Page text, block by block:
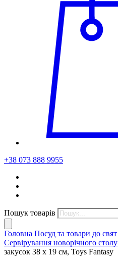
+38 073 888 9955
Пошук товарів
Головна Посуд та товари до свят
Сервірування новорічного столу
закусок 38 х 19 см, Toys Fantasy